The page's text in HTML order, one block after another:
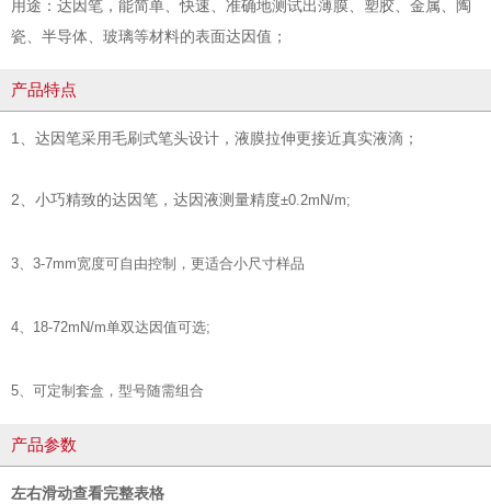
用途：达因笔，能简单、快速、准确地测试出薄膜、塑胶、金属、陶
瓷、半导体、玻璃等材料的表面达因值；
产品特点
1、达因笔采用毛刷式笔头设计，液膜拉伸更接近真实液滴；
2、小巧精致的达因笔，达因液测量精度±0.2mN/m;
3、3-7mm宽度可自由控制，更适合小尺寸样品
4、18-72mN/m单双达因值可选;
5、可定制套盒，型号随需组合
产品参数
左右滑动查看完整表格